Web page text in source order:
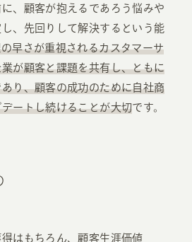
、顧客が抱えるであろう悩みや
、先回りして解決するという能
早さが重視されるカスタマーサ
が顧客と課題を共有し、ともに
り、顧客の成功のために自社商
ートし続けることが大切です。
はもちろん、顧客生涯価値